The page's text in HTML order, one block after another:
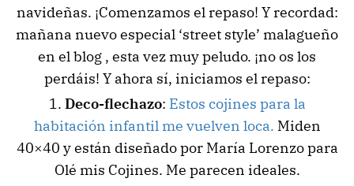
navideñas. ¡Comenzamos el repaso! Y recordad:
mañana nuevo especial ‘street style’ malagueño
en el blog , esta vez muy peludo. ¡no os los
perdáis! Y ahora sí, iniciamos el repaso:
1. Deco-flechazo: Estos cojines para la
habitación infantil me vuelven loca. Miden
40×40 y están diseñado por María Lorenzo para
Olé mis Cojines. Me parecen ideales.